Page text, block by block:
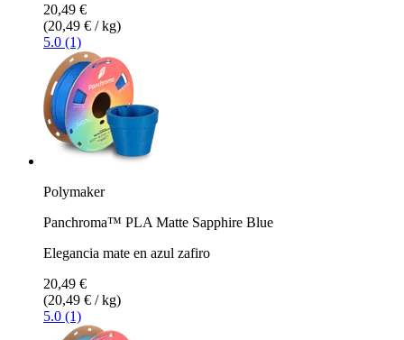
20,49 €
(20,49 € / kg)
5.0 (1)
Polymaker
Panchroma™ PLA Matte Sapphire Blue
Elegancia mate en azul zafiro
20,49 €
(20,49 € / kg)
5.0 (1)